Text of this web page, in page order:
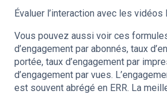
Évaluer l’interaction avec les vidéos
Vous pouvez aussi voir ces
d’engagement par abonnés, taux
portée, taux d’engagement par
d’engagement par vues.
est souvent abrégé en ERR. La